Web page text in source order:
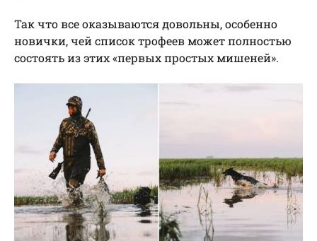
Так что все оказываются довольны, особенно
новички, чей список трофеев может полностью
состоять из этих «первых простых мишеней».